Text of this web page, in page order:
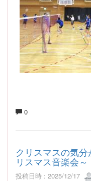
0
クリスマスの気
リスマス音楽会～
投稿日時 : 2025/12/17